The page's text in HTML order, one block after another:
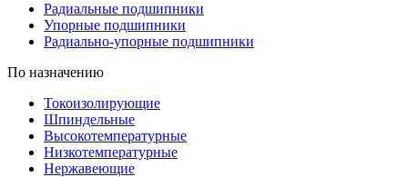
Радиальные подшипники
Упорные подшипники
Радиально-упорные подшипники
По назначению
Токоизолирующие
Шпиндельные
Высокотемпературные
Низкотемпературные
Нержавеющие